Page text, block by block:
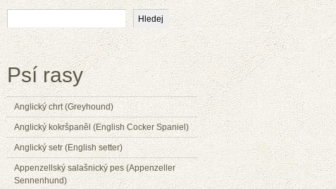
Psí rasy
Anglický chrt (Greyhound)
Anglický kokršpaněl (English Cocker Spaniel)
Anglický setr (English setter)
Appenzellský salašnický pes (Appenzeller
Sennenhund)